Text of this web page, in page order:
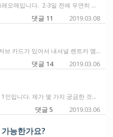
능하게요ㅠㅠ) 1. 버진으로 넘겨 델타원을 타볼까 해도 날짜가 이상하게 빗겨가고 2. 그냥 Delta로 Atlanta 경유 프셀로, 70k 왕복으로 다녀오고 싶은데(시간적으론 이게 제일 좋더라고요) 이거슨 이콘도 43k 나오고. 3. 개악되기 전에 AA타고 가볼까 해서 11/7 출발로 확인해 보니 32.5k는 11/6까지만 가능하고 11/12에 있더라고요. 4. 그러려니 저희 동네서 가까이 레비뉴로 이용하는 델타 레비뉴를 타서 돌아오는 방법을 타니 (MBS-DTW-ICN-DTW-MBS입니다.) 쌀때는 1100정도 나온다는데 제가 본 가격은 1312정도에요. 거리는 얼마 안되고 마일은 좀 많으니 MQM을 적립하기 위해 일단은 이 구간을 다 타고 MBS에서 집까지 내려오려고 생각중이에요. 이 방법을 사용하면 원래 모아둔 기카도 사용할 수 있어서요. 혹시 제가 빼먹은 방법이 있을까요? 워낙 짧은 여정이라 델타 직항을 이용하고 싶은데 제한된 휴가 때문에 참 여의치 않네요. 추가: 동생의 신행 발권도 생각중입니다. SEL-ZRH, PRG-SEL이고 올때는 직항이 낫지 않나 싶어 일단 1. 레비뉴로 댄공 사이트에서 보니 1400불대 하고요. 2. 마일은 진짜 감이 없네요ㅠㅠㅠ 댄공 편도 발권이 좋은가??? 하고 생각만 하고 있습니다. 3. 일단은 두바이 경유로 900불대 홀드 해놓은게 있는데, 이왕이면 터키 항공으로 가라고 해서 관광까지 다 같이 하면 좋지 않을까 싶은데.. 이건 어떻게 연구해야 될까요ㅠ-ㅠ 여러분의 따뜻한 아이디어 한 마디가 며칠째 삽질하고 있는 오메에게 한줄기 희망이 될 거 같아요. 연차가 정해져 있는 난이도, 진짜 발권하기 어렵네요 흑흑...PS! 이거 복사하고 열심히 작성하는데 중간 부분 글이 싹 다 날라갔어요. 글쓰기 버튼 누르기 전까지만 해도 멀쩡했는데... 왜그럴까요?!?!
댓글 11 2019.03.08
트카 맴버쉽도 돈 내는 건가요?그리고 네셔널 렌트카 익스큐티브 맴버로 차를 렌트할 때 midsize로 렌트해도 한단계 업그레이드 자동으로 되나요?질문 추가) midsize로 예약하면 된다고 하던데 네셔널 웹사이트 들어가니 아래와 같이 나오더라구요.Midsize말고 아래처럼 네셔널에서 추천해준 걸로 예약해야하나요?
댓글 14 2019.03.06
이, 하이얏 등의 호텔도 매칭을 통해 높은 등급의 맵버쉽을 가질 수 있다는 글을 확인했습니다. 여기서 질문 입니다. 1. 힐튼 카드를 신청하는 것이 좋은지? 2. 힐튼 외 다른 카드를 신청하여 매칭하는 것이 좋은지? 3. 정확히 매칭하는 방법은 어떻게 해야하는지? 위에 3가지가 궁금합니다. 매번 친절한 답변 주셔서 감사드리며, 죄송한 말씀이지만 어렵게 설명하면 이해를 잘못해 쉬운 설명 부탁드리겠습니다. 감사합니다.
댓글 5 2019.03.06
능한가요?